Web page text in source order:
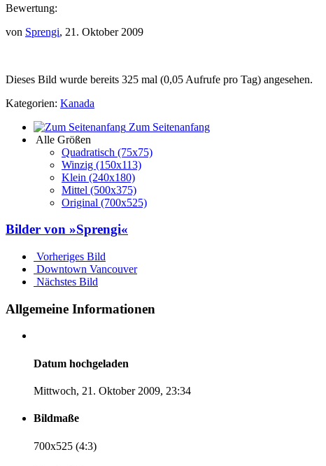
Bewertung:
von Sprengi, 21. Oktober 2009
Dieses Bild wurde bereits 325 mal (0,05 Aufrufe pro Tag) angesehen.
Kategorien: Kanada
Zum Seitenanfang
Alle Größen
Quadratisch (75x75)
Winzig (150x113)
Klein (240x180)
Mittel (500x375)
Original (700x525)
Bilder von »Sprengi«
Vorheriges Bild
Downtown Vancouver
Nächstes Bild
Allgemeine Informationen
Datum hochgeladen
Mittwoch, 21. Oktober 2009, 23:34
Bildmaße
700x525 (4:3)